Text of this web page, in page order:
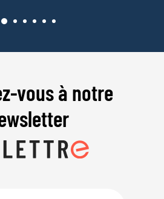
vous à notre